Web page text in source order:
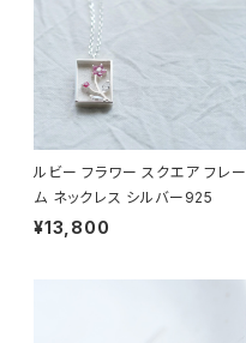
ルビー フラワー スクエア フレー
ム ネックレス シルバー925
¥13,800